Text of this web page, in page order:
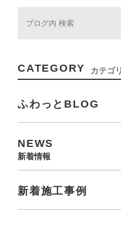
CATEGORY カテゴ
ふわっとBLOG
NEWS
新着情報
新着施工事例